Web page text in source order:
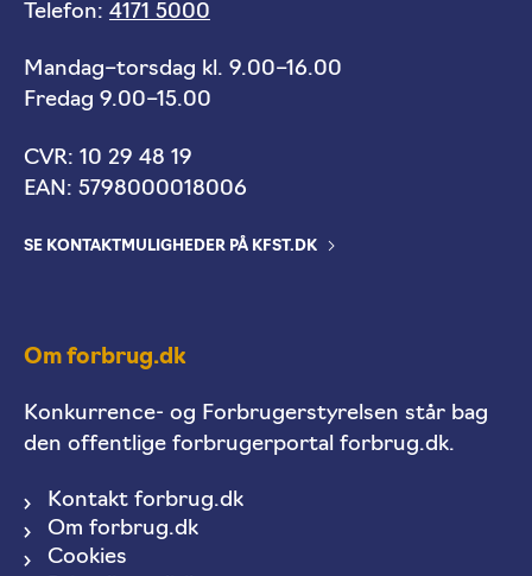
Telefon: 4171 5000
Mandag–torsdag kl. 9.00–16.00
Fredag 9.00–15.00
CVR: 10 29 48 19
EAN: 5798000018006
SE KONTAKTMULIGHEDER PÅ KFST.DK
Om forbrug.dk
Konkurrence- og Forbrugerstyrelsen står bag
den offentlige forbrugerportal forbrug.dk.
Kontakt forbrug.dk
Om forbrug.dk
Cookies